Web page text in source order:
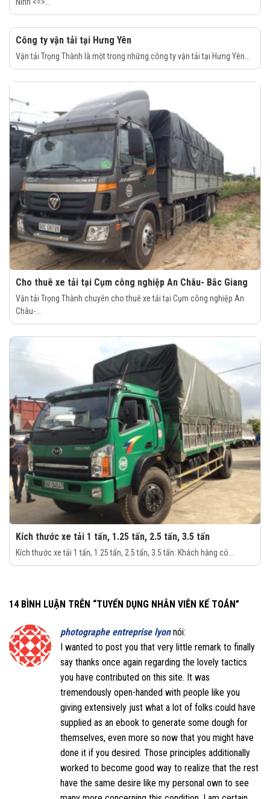
Công ty vận tải tại Hưng Yên
Vận tải Trọng Thành là một trong những công ty vận tải tại Hưng Yên...
Cho thuê xe tải tại Cụm công nghiệp An Châu- Bắc Giang
Vận tải Trọng Thành chuyên cho thuê xe tải tại Cụm công nghiệp An
Châu-...
Kích thước xe tải 1 tấn, 1.25 tấn, 2.5 tấn, 3.5 tấn
Kích thước xe tải 1 tấn, 1.25 tấn, 2.5 tấn, 3.5 tấn: Khách hàng có...
14 BÌNH LUẬN TRÊN “TUYỂN DỤNG NHÂN VIÊN KẾ TOÁN”
photographe entreprise lyon nói:
I wanted to post you that very little remark to finally
say thanks once again regarding the lovely tactics
you have contributed on this site. It was
tremendously open-handed with people like you
giving extensively just what a lot of folks could have
supplied as an ebook to generate some dough for
themselves, even more so now that you might have
done it if you desired. Those principles additionally
worked to become good way to realize that the rest
have the same desire like my personal own to see